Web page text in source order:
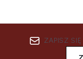
ZAPISZ